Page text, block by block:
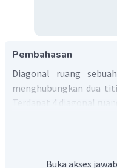
Pembahasan
Diagonal ruang
menghubungkan dua
Terdapat 4 diagonal
Buka akses